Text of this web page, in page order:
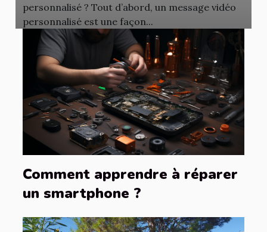
personnalisé ? Tout d’abord, un message vidéo
personnalisé est une façon...
Comment apprendre à réparer
un smartphone ?